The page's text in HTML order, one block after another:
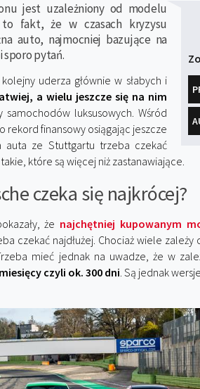
jest uzależniony od modelu
to fakt, że w czasach kryzysu
auto, najmocniej bazujące na
sporo pytań.
uderza głównie w słabych i
a wielu jeszcze się na nim
luksusowych. Wśród
rekord finansowy osiągając jeszcze
ze Stuttgartu trzeba czekać
które są więcej niż zastanawiające.
czeka się najkrócej?
że najchętniej kupowanym
czekać najdłużej. Chociaż wiele zależy
mieć jednak na uwadze, że w
czyli ok. 300 dni. Są jednak